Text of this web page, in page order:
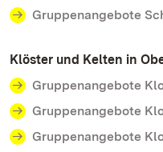
Gruppenangebote
Klöster und Kelten in
Gruppenangebote
Gruppenangebote
Gruppenangebote